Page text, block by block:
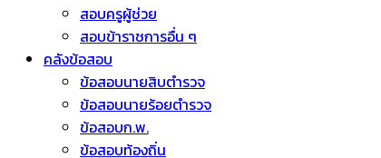
สอบครูผู้ช่วย
สอบข้าราชการอื่น ๆ
คลังข้อสอบ
ข้อสอบนายสิบตำรวจ
ข้อสอบนายร้อยตำรวจ
ข้อสอบก.พ.
ข้อสอบท้องถิ่น